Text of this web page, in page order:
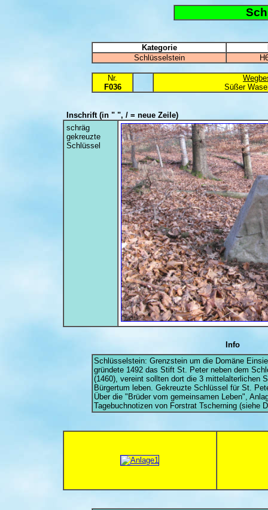
Kategorie
Schlüsselstein
Nr.
F036
Süßer
Inschrift(in " ", / = neue Zeile)
schräg
gekreuzte
Schlüssel
Info
Schlüsselstein: Grenzstein um die Domäne
gründete 1492 das Stift St. Peter neben dem
(1460), vereint sollten dort die 3 mittelalterlichen
Bürgertum leben. Gekreuzte Schlüssel für St.
Über die "Brüder vom gemeinsamen Leben",
Tagebuchnotizen von Forstrat Tscherning (siehe